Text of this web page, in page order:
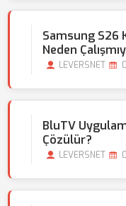
Samsung S26
Neden
LEVERSNET
BluTV
Çözülür?
LEVERSNET